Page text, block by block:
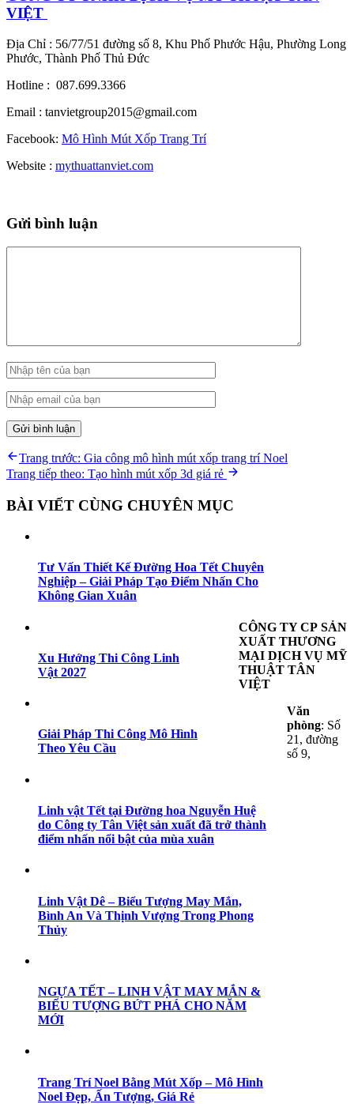
VIỆT
Địa Chỉ : 56/77/51 đường số 8, Khu Phố Phước Hậu, Phường Long
Phước, Thành Phố Thủ Đức
Hotline : 087.699.3366
Email : tanvietgroup2015@gmail.com
Facebook: Mô Hình Mút Xốp Trang Trí
Website : mythuattanviet.com
Gửi bình luận
Điều
hướng
bài
Trang trước: Previous
post:
Gia công mô hình mút xốp trang trí Noel
Trang tiếp theo: Next
Tạo hình mút xốp 3d giá rẻ
BÀI VIẾT CÙNG CHUYÊN MỤC
Tư Vấn Thiết Kế Đường Hoa Tết Chuyên
Nghiệp – Giải Pháp Tạo Điểm Nhấn Cho
Không Gian Xuân
Xu Hướng Thi Công Linh
Vật 2027
Giải Pháp Thi Công Mô Hình
Theo Yêu Cầu
Linh vật Tết tại Đường hoa Nguyễn Huệ
do Công ty Tân Việt sản xuất đã trở thành
điểm nhấn nổi bật của mùa xuân
Linh Vật Dê – Biểu Tượng May Mắn,
Bình An Và Thịnh Vượng Trong Phong
Thủy
NGỰA TẾT – LINH VẬT MAY MẮN &
BIỂU TƯỢNG BỨT PHÁ CHO NĂM
MỚI
Trang Trí Noel Bằng Mút Xốp – Mô Hình
Noel Đẹp, Ấn Tượng, Giá Rẻ
CÔNG TY CP SẢN
XUẤT THƯƠNG
MẠI DỊCH VỤ MỸ
THUẬT TÂN
VIỆT
Văn
phòng: Số
21, đường
số 9,